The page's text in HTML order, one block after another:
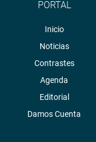
PORTAL
Inicio
Noticias
Contrastes
Agenda
Editorial
Damos Cuenta